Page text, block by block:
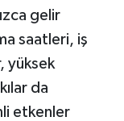
gelir
saatleri, iş
yüksek
da
etkenler